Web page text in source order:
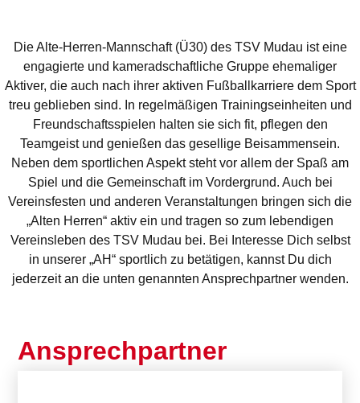
Die Alte-Herren-Mannschaft (Ü30) des TSV Mudau ist eine
engagierte und kameradschaftliche Gruppe ehemaliger
Aktiver, die auch nach ihrer aktiven Fußballkarriere dem Sport
treu geblieben sind. In regelmäßigen Trainingseinheiten und
Freundschaftsspielen halten sie sich fit, pflegen den
Teamgeist und genießen das gesellige Beisammensein.
Neben dem sportlichen Aspekt steht vor allem der Spaß am
Spiel und die Gemeinschaft im Vordergrund. Auch bei
Vereinsfesten und anderen Veranstaltungen bringen sich die
„Alten Herren“ aktiv ein und tragen so zum lebendigen
Vereinsleben des TSV Mudau bei. Bei Interesse Dich selbst
in unserer „AH“ sportlich zu betätigen, kannst Du dich
jederzeit an die unten genannten Ansprechpartner wenden.
Ansprechpartner